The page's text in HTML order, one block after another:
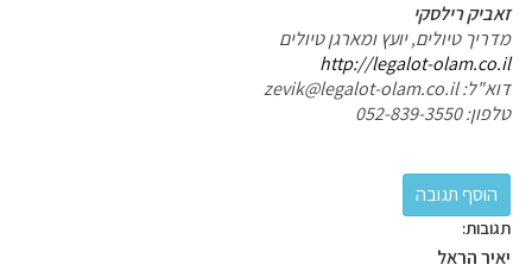
זאביק רילסקי
מדריך טיולים, יועץ ומארגן טיולים
http://legalot-olam.co.il
דוא"ל: zevik@legalot-olam.co.il
טלפון: 052-839-3550
תגובות:
יאיר הראל